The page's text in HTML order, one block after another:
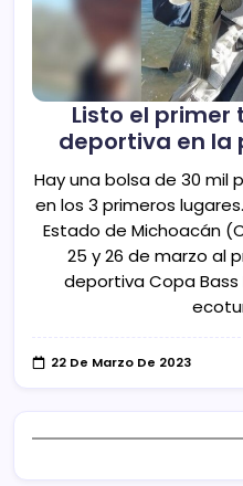
Listo el primer
deportiva en la
Hay una bolsa de 30 mil
en los 3 primeros
Estado de Michoacán
25 y 26 de marzo al
deportiva Copa Bass
22 De Marzo De 2023